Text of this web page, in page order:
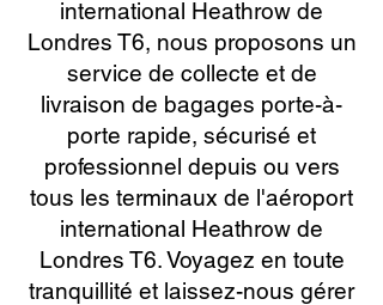
international Heathrow de
Londres T6, nous proposons un
service de collecte et de
livraison de bagages porte-à-
porte rapide, sécurisé et
professionnel depuis ou vers
tous les terminaux de l'aéroport
international Heathrow de
Londres T6. Voyagez en toute
tranquillité et laissez-nous gérer